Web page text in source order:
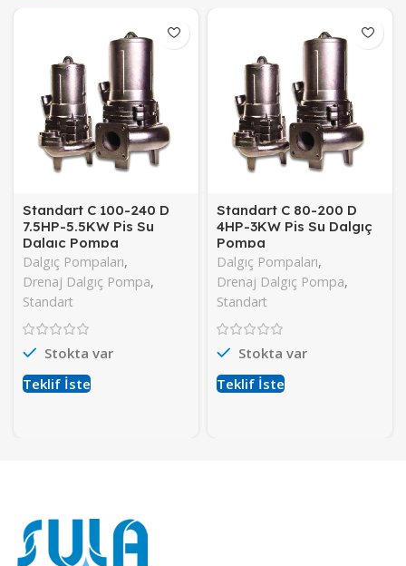
Standart C 100-240 D
7.5HP-5.5KW Pis Su
Dalgıç Pompa
Dalgıç Pompaları,
Drenaj Dalgıç Pompa,
Standart
Stokta var
Teklif İste
Standart C 80-200 D
4HP-3KW Pis Su Dalgıç
Pompa
Dalgıç Pompaları,
Drenaj Dalgıç Pompa,
Standart
Stokta var
Teklif İste